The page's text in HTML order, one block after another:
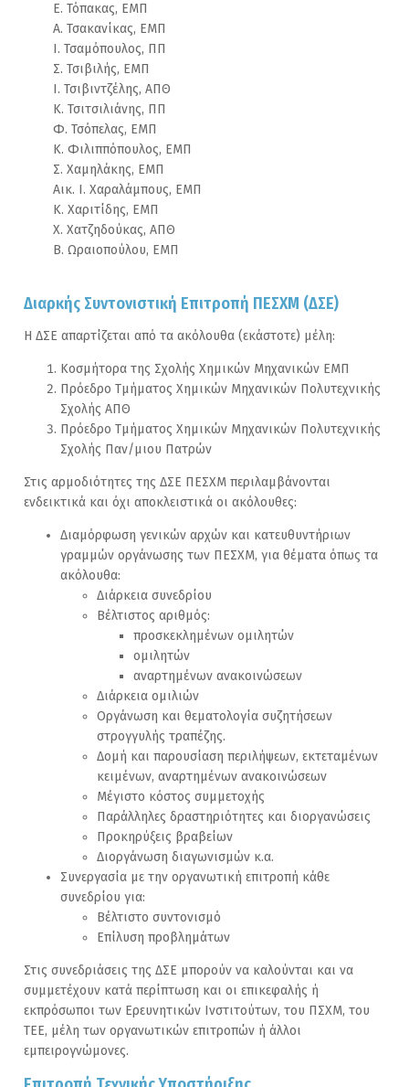
Ε. Τόπακας, ΕΜΠ
Α. Τσακανίκας, ΕΜΠ
Ι. Τσαμόπουλος, ΠΠ
Σ. Τσιβιλής, ΕΜΠ
Ι. Τσιβιντζέλης, ΑΠΘ
Κ. Τσιτσιλιάνης, ΠΠ
Φ. Τσόπελας, ΕΜΠ
Κ. Φιλιππόπουλος, ΕΜΠ
Σ. Χαμηλάκης, ΕΜΠ
Αικ. I. Χαραλάμπους, ΕΜΠ
Κ. Χαριτίδης, ΕΜΠ
Χ. Χατζηδούκας, ΑΠΘ
Β. Ωραιοπούλου, ΕΜΠ
Διαρκής Συντονιστική Επιτροπή ΠΕΣΧΜ (ΔΣΕ)
Η ΔΣΕ απαρτίζεται από τα ακόλουθα (εκάστοτε) μέλη:
Κοσμήτορα της Σχολής Χημικών Μηχανικών ΕΜΠ
Πρόεδρο Τμήματος Χημικών Μηχανικών Πολυτεχνικής
Σχολής ΑΠΘ
Πρόεδρο Τμήματος Χημικών Μηχανικών Πολυτεχνικής
Σχολής Παν/μιου Πατρών
Στις αρμοδιότητες της ΔΣΕ ΠΕΣΧΜ περιλαμβάνονται
ενδεικτικά και όχι αποκλειστικά οι ακόλουθες:
Διαμόρφωση γενικών αρχών και κατευθυντήριων
γραμμών οργάνωσης των ΠΕΣΧΜ, για θέματα όπως τα
ακόλουθα:
Διάρκεια συνεδρίου
Βέλτιστος αριθμός:
προσκεκλημένων ομιλητών
ομιλητών
αναρτημένων ανακοινώσεων
Διάρκεια ομιλιών
Οργάνωση και θεματολογία συζητήσεων
στρογγυλής τραπέζης.
Δομή και παρουσίαση περιλήψεων, εκτεταμένων
κειμένων, αναρτημένων ανακοινώσεων
Μέγιστο κόστος συμμετοχής
Παράλληλες δραστηριότητες και διοργανώσεις
Προκηρύξεις βραβείων
Διοργάνωση διαγωνισμών κ.α.
Συνεργασία με την οργανωτική επιτροπή κάθε
συνεδρίου για:
Βέλτιστο συντονισμό
Επίλυση προβλημάτων
Στις συνεδριάσεις της ΔΣΕ μπορούν να καλούνται και να
συμμετέχουν κατά περίπτωση και οι επικεφαλής ή
εκπρόσωποι των Ερευνητικών Ινστιτούτων, του ΠΣΧΜ, του
ΤΕΕ, μέλη των οργανωτικών επιτροπών ή άλλοι
εμπειρογνώμονες.